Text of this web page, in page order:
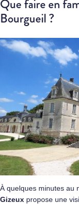
Que faire en
Bourgueil ?
À quelques minutes au
Gizeux propose une